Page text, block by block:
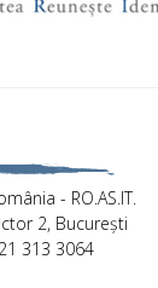
- RO.AS.IT.
2, București
313 3064